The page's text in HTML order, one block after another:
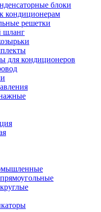
блоки
кондиционерам
решетки
шланг
для кондиционеров